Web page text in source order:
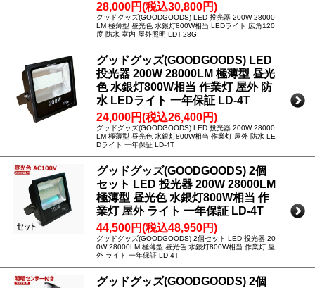
28,000円(税込30,800円)
グッドグッズ(GOODGOODS) LED 投光器 200W 28000
LM 極薄型 昼光色 水銀灯800W相当 LEDライト 広角120
度 防水 室内 屋外照明 LDT-28G
グッドグッズ(GOODGOODS) LED
投光器 200W 28000LM 極薄型 昼光
色 水銀灯800W相当 作業灯 屋外 防
水 LEDライト 一年保証 LD-4T
24,000円(税込26,400円)
グッドグッズ(GOODGOODS) LED 投光器 200W 28000
LM 極薄型 昼光色 水銀灯800W相当 作業灯 屋外 防水 LE
Dライト 一年保証 LD-4T
グッドグッズ(GOODGOODS) 2個
セット LED 投光器 200W 28000LM
極薄型 昼光色 水銀灯800W相当 作
業灯 屋外 ライト 一年保証 LD-4T
44,500円(税込48,950円)
グッドグッズ(GOODGOODS) 2個セット LED 投光器 20
0W 28000LM 極薄型 昼光色 水銀灯800W相当 作業灯 屋
外 ライト 一年保証 LD-4T
グッドグッズ(GOODGOODS) 2個